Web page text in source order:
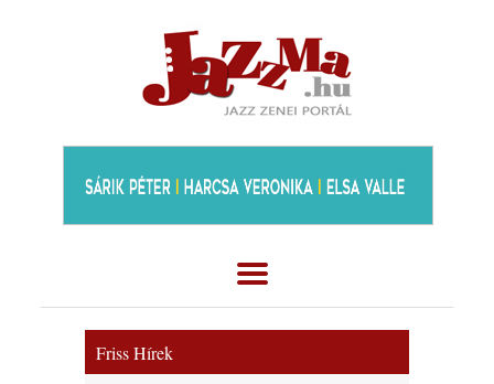
Friss Hírek